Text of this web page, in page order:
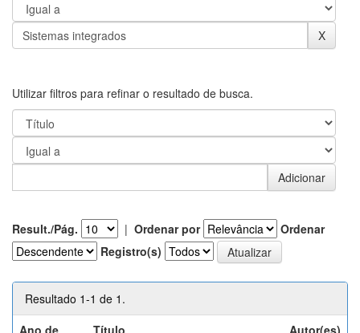
Utilizar filtros para refinar o resultado de busca.
Result./Pág. | Ordenar por
Ordenar
Registro(s)
Resultado 1-1 de 1.
Ano de
Título Autor(es)